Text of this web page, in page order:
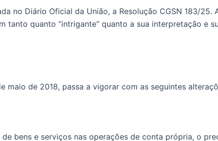
no Diário Oficial da União, a Resolução CGSN 183/
tanto quanto “intrigante” quanto a sua interpretação e
maio de 2018, passa a vigorar com as seguintes
bens e serviços nas operações de conta própria, o